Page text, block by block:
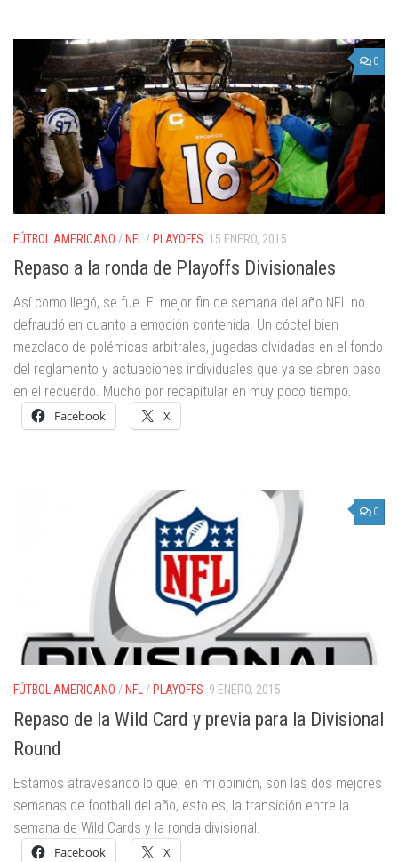
0
FÚTBOL AMERICANO / NFL/ PLAYOFFS 15 ENERO, 2015
Repaso a la ronda de Playoffs Divisionales
Así como llegó, se fue. El mejor fin de semana del año NFL no
defraudó en cuanto a emoción contenida. Un cóctel bien
mezclado de polémicas arbitrales, jugadas olvidadas en el fondo
del reglamento y actuaciones individuales que ya se abren paso
en el recuerdo. Mucho por recapitular en muy poco tiempo.
Facebook X
0
FÚTBOL AMERICANO / NFL/ PLAYOFFS 9 ENERO, 2015
Repaso de la Wild Card y previa para la Divisional
Round
Estamos atravesando lo que, en mi opinión, son las dos mejores
semanas de football del año, esto es, la transición entre la
semana de Wild Cards y la ronda divisional.
Facebook X